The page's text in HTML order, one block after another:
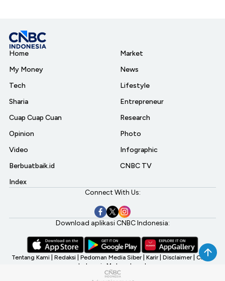
Home
My Money
Tech
Sharia
Cuap Cuap Cuan
Opinion
Video
Berbuatbaik.id
Index
Market
News
Lifestyle
Entrepreneur
Research
Photo
Infographic
CNBC TV
Connect With Us:
Download aplikasi CNBC Indonesia:
Tentang Kami Redaksi Pedoman Media Siber Karir Disclaimer CNBC
Indonesia My Investment
©2026 CNBC Indonesia, A Transmedia Company